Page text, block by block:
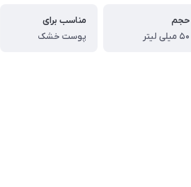
حجم
۵۰ میلی لیتر
مناسب برای
پوست خشک